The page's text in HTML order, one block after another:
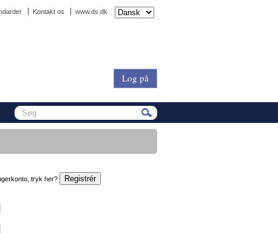
Kontakt os www.ds.dk
Log på
tryk her?